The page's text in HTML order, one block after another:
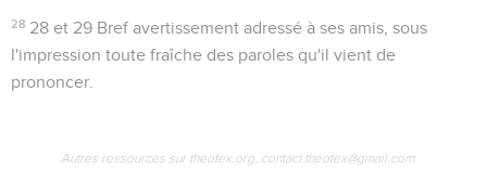
28 28 et 29 Bref avertissement adressé à ses amis, sous
l'impression toute fraîche des paroles qu'il vient de
prononcer.
Autres ressources sur theotex.org, contact theotex@gmail.com